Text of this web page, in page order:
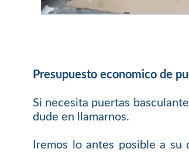
Presupuesto economico de
Si necesita puertas
dude en llamarnos.
Iremos lo antes posible a